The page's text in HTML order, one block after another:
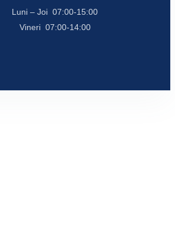
Luni – Joi 07:00-15:00
Vineri 07:00-14:00